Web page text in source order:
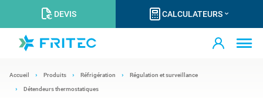
DEVIS CALCULATEURS
Accueil Produits Réfrigération Régulation et surveillance
Détendeurs thermostatiques